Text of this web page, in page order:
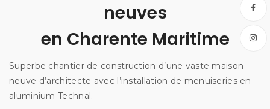
neuves
en Charente Maritime
Superbe chantier de construction d’une vaste maison
neuve d’architecte avec l’installation de menuiseries en
aluminium Technal.